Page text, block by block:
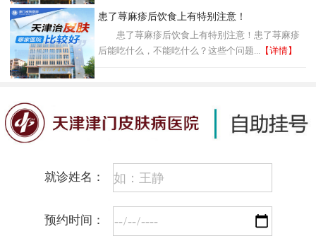
患了荨麻疹后饮食上有特别注意！
患了荨麻疹后饮食上有特别注意！患了荨麻疹
后能吃什么，不能吃什么？这些个问题... 【详情】
就诊姓名：
预约时间：